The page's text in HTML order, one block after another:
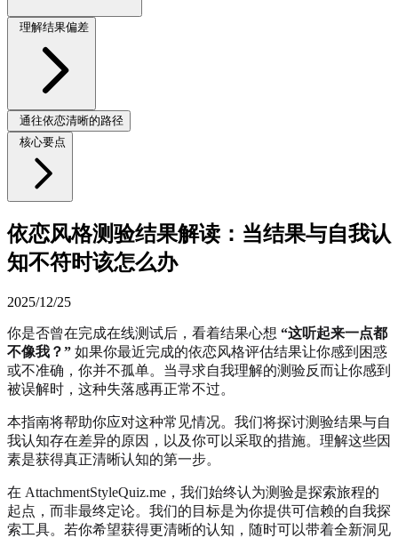
理解结果偏差
通往依恋清晰的路径
核心要点
依恋风格测验结果解读：当结果与自我认
知不符时该怎么办
2025/12/25
你是否曾在完成在线测试后，看着结果心想 “这听起来一点都
不像我？” 如果你最近完成的依恋风格评估结果让你感到困惑
或不准确，你并不孤单。当寻求自我理解的测验反而让你感到
被误解时，这种失落感再正常不过。
本指南将帮助你应对这种常见情况。我们将探讨测验结果与自
我认知存在差异的原因，以及你可以采取的措施。理解这些因
素是获得真正清晰认知的第一步。
在 AttachmentStyleQuiz.me，我们始终认为测验是探索旅程的
起点，而非最终定论。我们的目标是为你提供可信赖的自我探
索工具。若你希望获得更清晰的认知，随时可以带着全新洞见